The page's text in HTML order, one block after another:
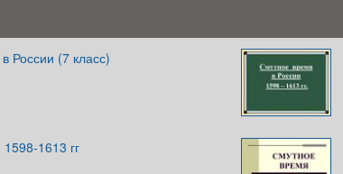
России (7 класс)
1613 гг